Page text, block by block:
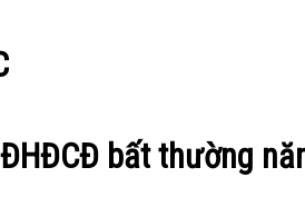
bất thường